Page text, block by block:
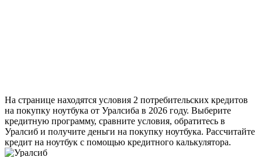
На странице находятся условия 2 потребительских кредитов
на покупку ноутбука от Уралсиба в 2026 году. Выберите
кредитную программу, сравните условия, обратитесь в
Уралсиб и получите деньги на покупку ноутбука. Рассчитайте
кредит на ноутбук с помощью кредитного калькулятора.